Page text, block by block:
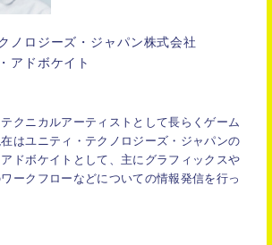
ノロジーズ・ジャパン株式会社
アドボケイト
クニカルアーティストとして長らくゲーム
はユニティ・テクノロジーズ・ジャパンの
ドボケイトとして、主にグラフィックスや
ークフローなどについての情報発信を行っ